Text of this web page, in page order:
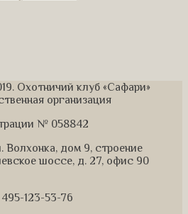
Охотничий клуб «Сафари»
организация
№ 058842
Волхонка, дом 9, строение
шоссе, д. 27, офис 90
123-53-76